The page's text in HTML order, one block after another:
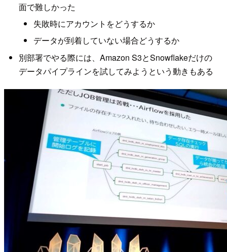
面で難しかった
失敗時にアカウントをどうするか
データが到着していない場合どうするか
別部署でやる際には、Amazon S3とSnowflakeだけの
データパイプラインを試してみようという動きもある